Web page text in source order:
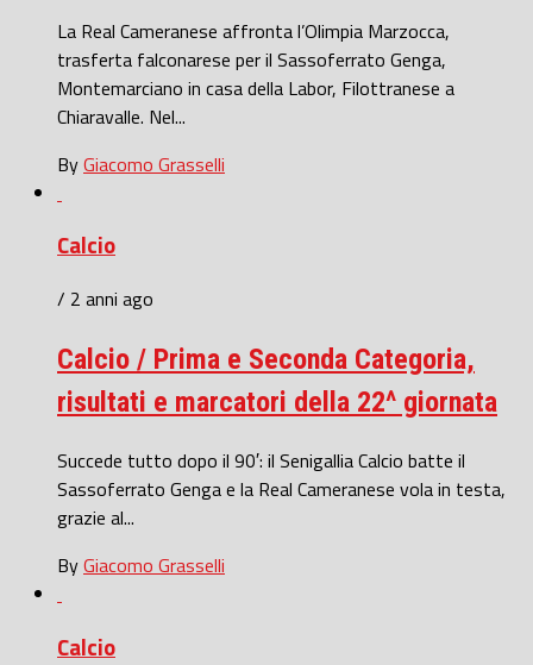
La Real Cameranese affronta l’Olimpia Marzocca,
trasferta falconarese per il Sassoferrato Genga,
Montemarciano in casa della Labor, Filottranese a
Chiaravalle. Nel...
ByGiacomo Grasselli
Calcio
/ 2 anni ago
Calcio / Prima e Seconda Categoria,
risultati e marcatori della 22^ giornata
Succede tutto dopo il 90′: il Senigallia Calcio batte il
Sassoferrato Genga e la Real Cameranese vola in testa,
grazie al...
ByGiacomo Grasselli
Calcio